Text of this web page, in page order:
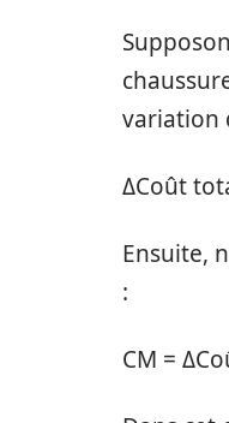
variation
ΔCoût
Ensuite,
:
CM =